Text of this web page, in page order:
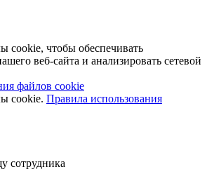
cookie, чтобы обеспечивать
веб-сайта и анализировать сетевой
файлов cookie
cookie. Правила использования
сотрудника